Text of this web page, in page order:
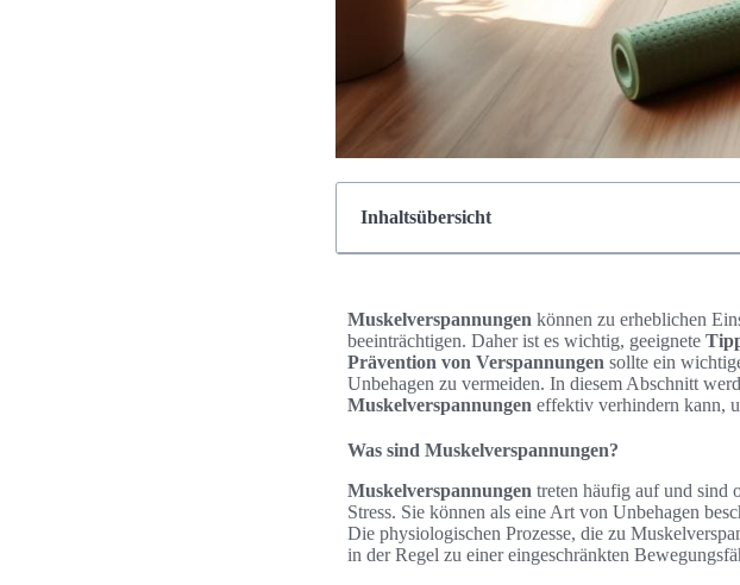
Inhaltsübersicht
Muskelverspannungen können zu erheblichen
beeinträchtigen. Daher ist es wichtig, geeignete
Prävention von Verspannungen sollte ein
Unbehagen zu vermeiden. In diesem Abschnitt
Muskelverspannungen effektiv verhindern kann,
Was sind Muskelverspannungen?
Muskelverspannungen treten häufig auf und sind
Stress. Sie können als eine Art von Unbehagen
Die physiologischen Prozesse, die zu
in der Regel zu einer eingeschränkten